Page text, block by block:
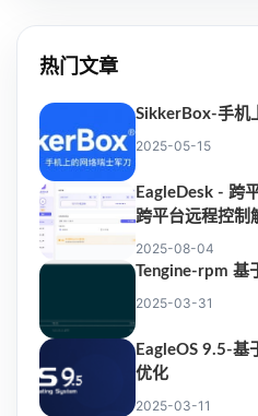
热门文章
SikkerBox-手机
2025-05-15
EagleDesk - 跨
跨平台远程控制
2025-08-04
Tengine-rpm 基
2025-03-31
EagleOS 9.5-基
优化
2025-03-11